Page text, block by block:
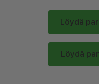
Löydä
Löydä